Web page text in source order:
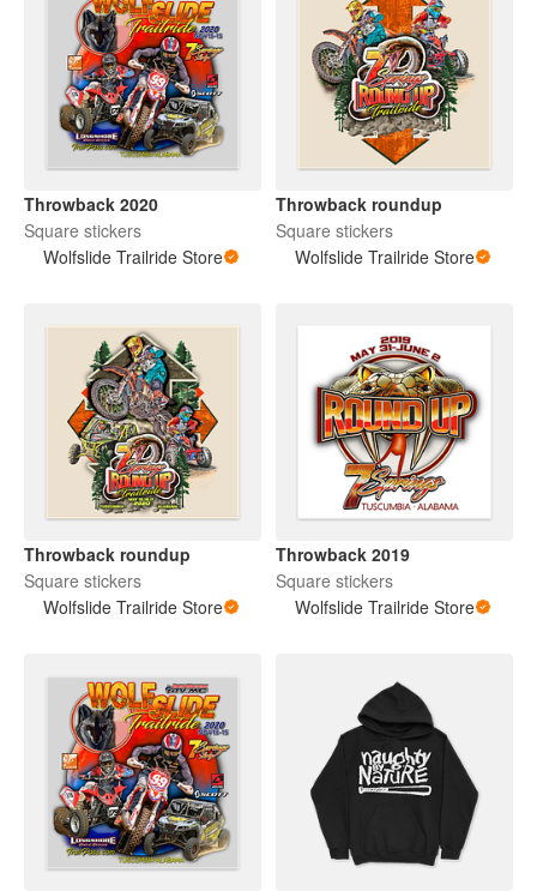
Throwback 2020
Square stickers
Wolfslide Trailride Store
Throwback roundup
Square stickers
Wolfslide Trailride Store
Throwback roundup
Square stickers
Wolfslide Trailride Store
Throwback 2019
Square stickers
Wolfslide Trailride Store